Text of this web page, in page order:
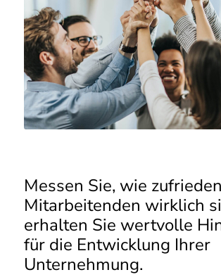
Messen Sie, wie
Mitarbeitenden wirklich
erhalten Sie wertvolle
für die Entwicklung Ihrer
Unternehmung.